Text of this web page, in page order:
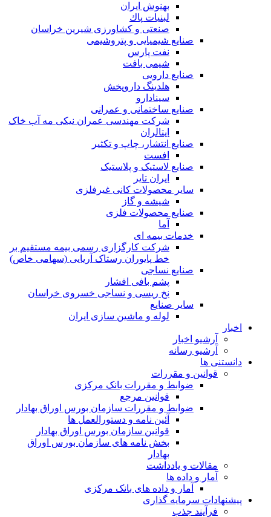
بهنوش ایران
لبنيات پاك
صنعتی و کشاورزی شیرین خراسان
صنایع شیمیایی و پتروشیمی
نفت پارس
شیمی بافت
صنایع دارویی
هلدینگ داروپخش
سینادارو
صنایع ساختمانی و عمرانی
شرکت مهندسی عمران نیکی مه آب خاک
ایتالران
صنایع انتشار، چاپ و تکثير
افست
صنایع لاستیک و پلاستیک
ایران تایر
ساير محصولات كانی غيرفلزی
شیشه و گاز
صنایع محصولات فلزی
آما
خدمات بیمه ای
شرکت کارگزاری رسمی بیمه مستقیم بر
خط پایوران رستاک آریایی (سهامی خاص)
صنایع نساجی
پشم بافی افشار
نخ ریسی و نساجی خسروی خراسان
سایر صنایع
لوله و ماشین سازی ایران
اخبار
آرشیو اخبار
آرشیو رسانه
دانستنی ها
قوانین و مقررات
ضوابط و مقررات بانک مرکزی
قوانين مرجع
ضوابط و مقررات سازمان بورس اوراق بهادار
آئین نامه و دستورالعمل ها
قوانین سازمان بورس اوراق بهادار
بخش نامه های سازمان بورس اوراق
بهادار
مقالات و یادداشت
آمار و داده ها
آمار و داده های بانک مرکزی
پیشنهادات سرمایه گذاری
فرآیند جذب